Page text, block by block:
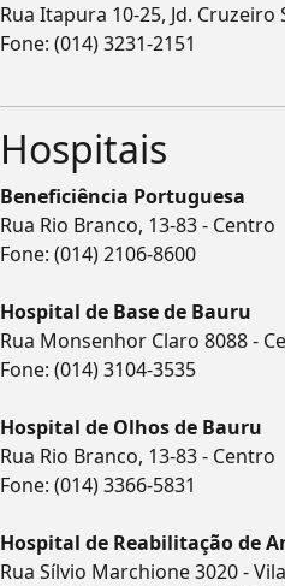
Rua Itapura 10-25, Jd. Cruzeiro
Fone: (014) 3231-2151
Hospitais
Beneficiência Portuguesa
Rua Rio Branco, 13-83 - Centro
Fone: (014) 2106-8600
Hospital de Base de Bauru
Rua Monsenhor Claro 8088 -
Fone: (014) 3104-3535
Hospital de Olhos de Bauru
Rua Rio Branco, 13-83 - Centro
Fone: (014) 3366-5831
Hospital de Reabilitação de
Rua Sílvio Marchione 3020 -